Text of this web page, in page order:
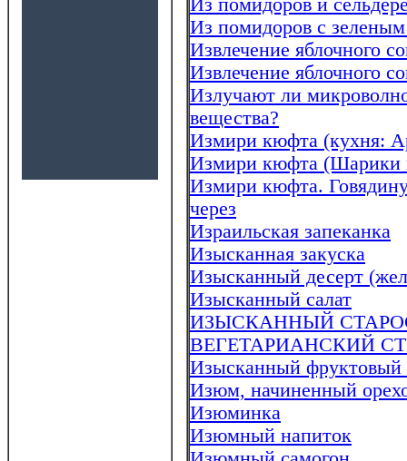
Из помидоров и
Из помидоров с
Извлечение яблочного
Извлечение яблочного
Излучают ли
вещества?
Измири кюфта (кухня:
Измири кюфта (Шарики
Измири кюфта.
через
Израильская запеканка
Изысканная закуска
Изысканный десерт
Изысканный салат
ИЗЫСКАННЫЙ
ВЕГЕТАРИАНСКИЙ
Изысканный фруктовый
Изюм, начиненный
Изюминка
Изюмный напиток